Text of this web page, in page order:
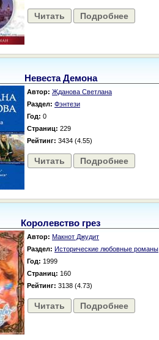
Читать Подробнее
Невеста Демона
Автор: Жданова Светлана
Раздел: Фэнтези
Год: 0
Страниц: 229
Рейтинг: 3434 (4.55)
Читать Подробнее
Королевство грез
Автор: Макнот Джудит
Раздел: Исторические любовные романы
Год: 1999
Страниц: 160
Рейтинг: 3138 (4.73)
Читать Подробнее